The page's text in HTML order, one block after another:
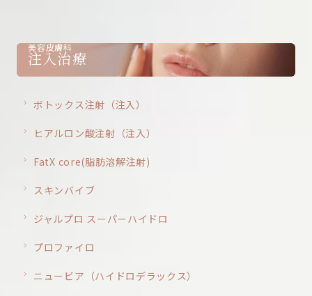
美容皮膚科
注入治療
ボトックス注射（注入）
ヒアルロン酸注射（注入）
FatX core(脂肪溶解注射)
スキンバイブ
ジャルプロ スーパーハイドロ
プロファイロ
ニュービア（ハイドロデラックス）